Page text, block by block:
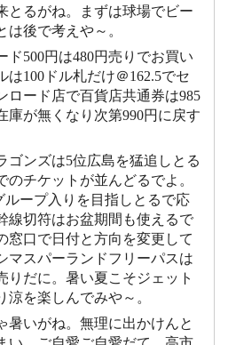
とるがね。まずは球場でビー
は後で考えや～。
ド500円は480円売りでお買い
は100ドル札だけ＠162.5でセ
ロード店で百貨店共通券は985
庫が無くなり次第990円に戻す
ゴンズは5位広島を猛追しとる
のチケットが並んどるでよ。
ープ入りを目指しとるで応
線切符はお盆期間も使えるで
窓口で日付と方向を変更して
マスパーランドフリーパスは
りだに。暑い夏こそジェット
涼を楽しんでみや～。
暑いがね。無理に出かけんと